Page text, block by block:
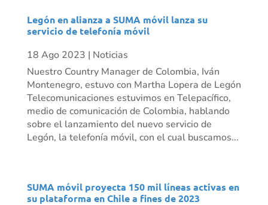
Legón en alianza a SUMA móvil lanza su
servicio de telefonía móvil
18 Ago 2023 | Noticias
Nuestro Country Manager de Colombia, Iván
Montenegro, estuvo con Martha Lopera de Legón
Telecomunicaciones estuvimos en Telepacífico,
medio de comunicación de Colombia, hablando
sobre el lanzamiento del nuevo servicio de
Legón, la telefonía móvil, con el cual buscamos...
SUMA móvil proyecta 150 mil líneas activas en
su plataforma en Chile a fines de 2023